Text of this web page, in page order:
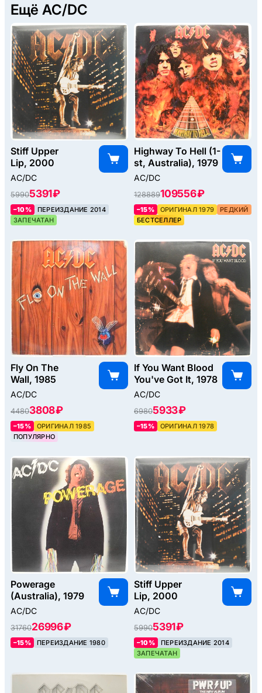
Ещё AC/DC
Stiff Upper
Lip, 2000
AC/DC
59905391 ₽
–10%
ПЕРЕИЗДАНИЕ 2014
ЗАПЕЧАТАН
Highway To Hell (1-
st, Australia), 1979
AC/DC
128889109556 ₽
–15% ОРИГИНАЛ 1979
РЕДКИЙ
БЕСТСЕЛЛЕР
Fly On The
Wall, 1985
AC/DC
44803808 ₽
–15%
ОРИГИНАЛ 1985
ПОПУЛЯРНО
If You Want Blood
You've Got It, 1978
AC/DC
69805933 ₽
–15% ОРИГИНАЛ 1978
Powerage
(Australia), 1979
AC/DC
3176026996 ₽
–15% ПЕРЕИЗДАНИЕ 1980
Stiff Upper
Lip, 2000
AC/DC
59905391 ₽
–10%
ПЕРЕИЗДАНИЕ 2014
ЗАПЕЧАТАН